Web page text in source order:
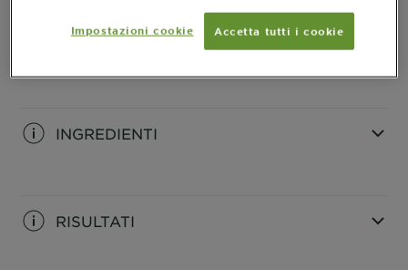
INGREDIENTI
RISULTATI
Impostazioni cookie Accetta tutti i cookie